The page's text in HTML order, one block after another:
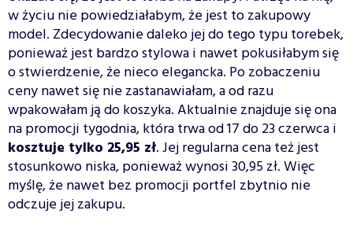
w życiu nie powiedziałabym, że jest to zakupowy
model. Zdecydowanie daleko jej do tego typu torebek,
ponieważ jest bardzo stylowa i nawet pokusiłabym się
o stwierdzenie, że nieco elegancka. Po zobaczeniu
ceny nawet się nie zastanawiałam, a od razu
wpakowałam ją do koszyka. Aktualnie znajduje się ona
na promocji tygodnia, która trwa od 17 do 23 czerwca i
kosztuje tylko 25,95 zł. Jej regularna cena też jest
stosunkowo niska, ponieważ wynosi 30,95 zł. Więc
myślę, że nawet bez promocji portfel zbytnio nie
odczuje jej zakupu.